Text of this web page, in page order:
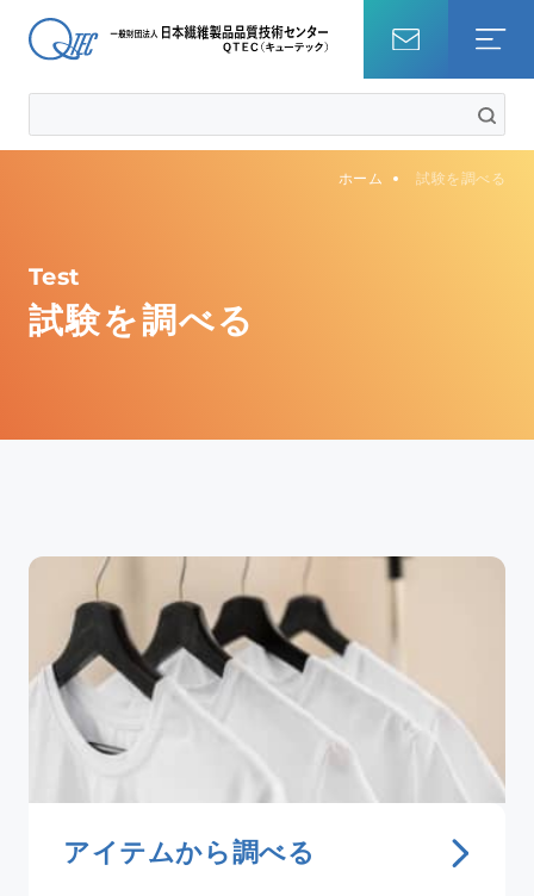
採用情報 依頼方法について
JA / EN
QTECについて
新着情報
アクセス
ホーム 試験を調べる
Test
試験を調べる
アイテムから調べる